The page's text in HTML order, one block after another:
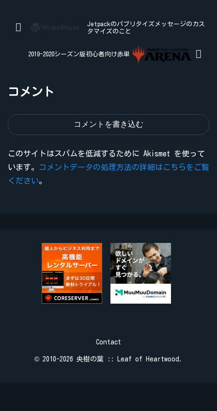
Jetpackのパブリタイズメッセージのカス
タマイズのこと
2019-2020シーズン版初心者向け赤単
コメント
コメントを書き込む
このサイトはスパムを低減するために Akismet を使って
います。
コメントデータの処理方法の詳細はこちらをご覧
ください。
Contact
© 2010-2026 央樹の葉 :: Leaf of Heartwood.